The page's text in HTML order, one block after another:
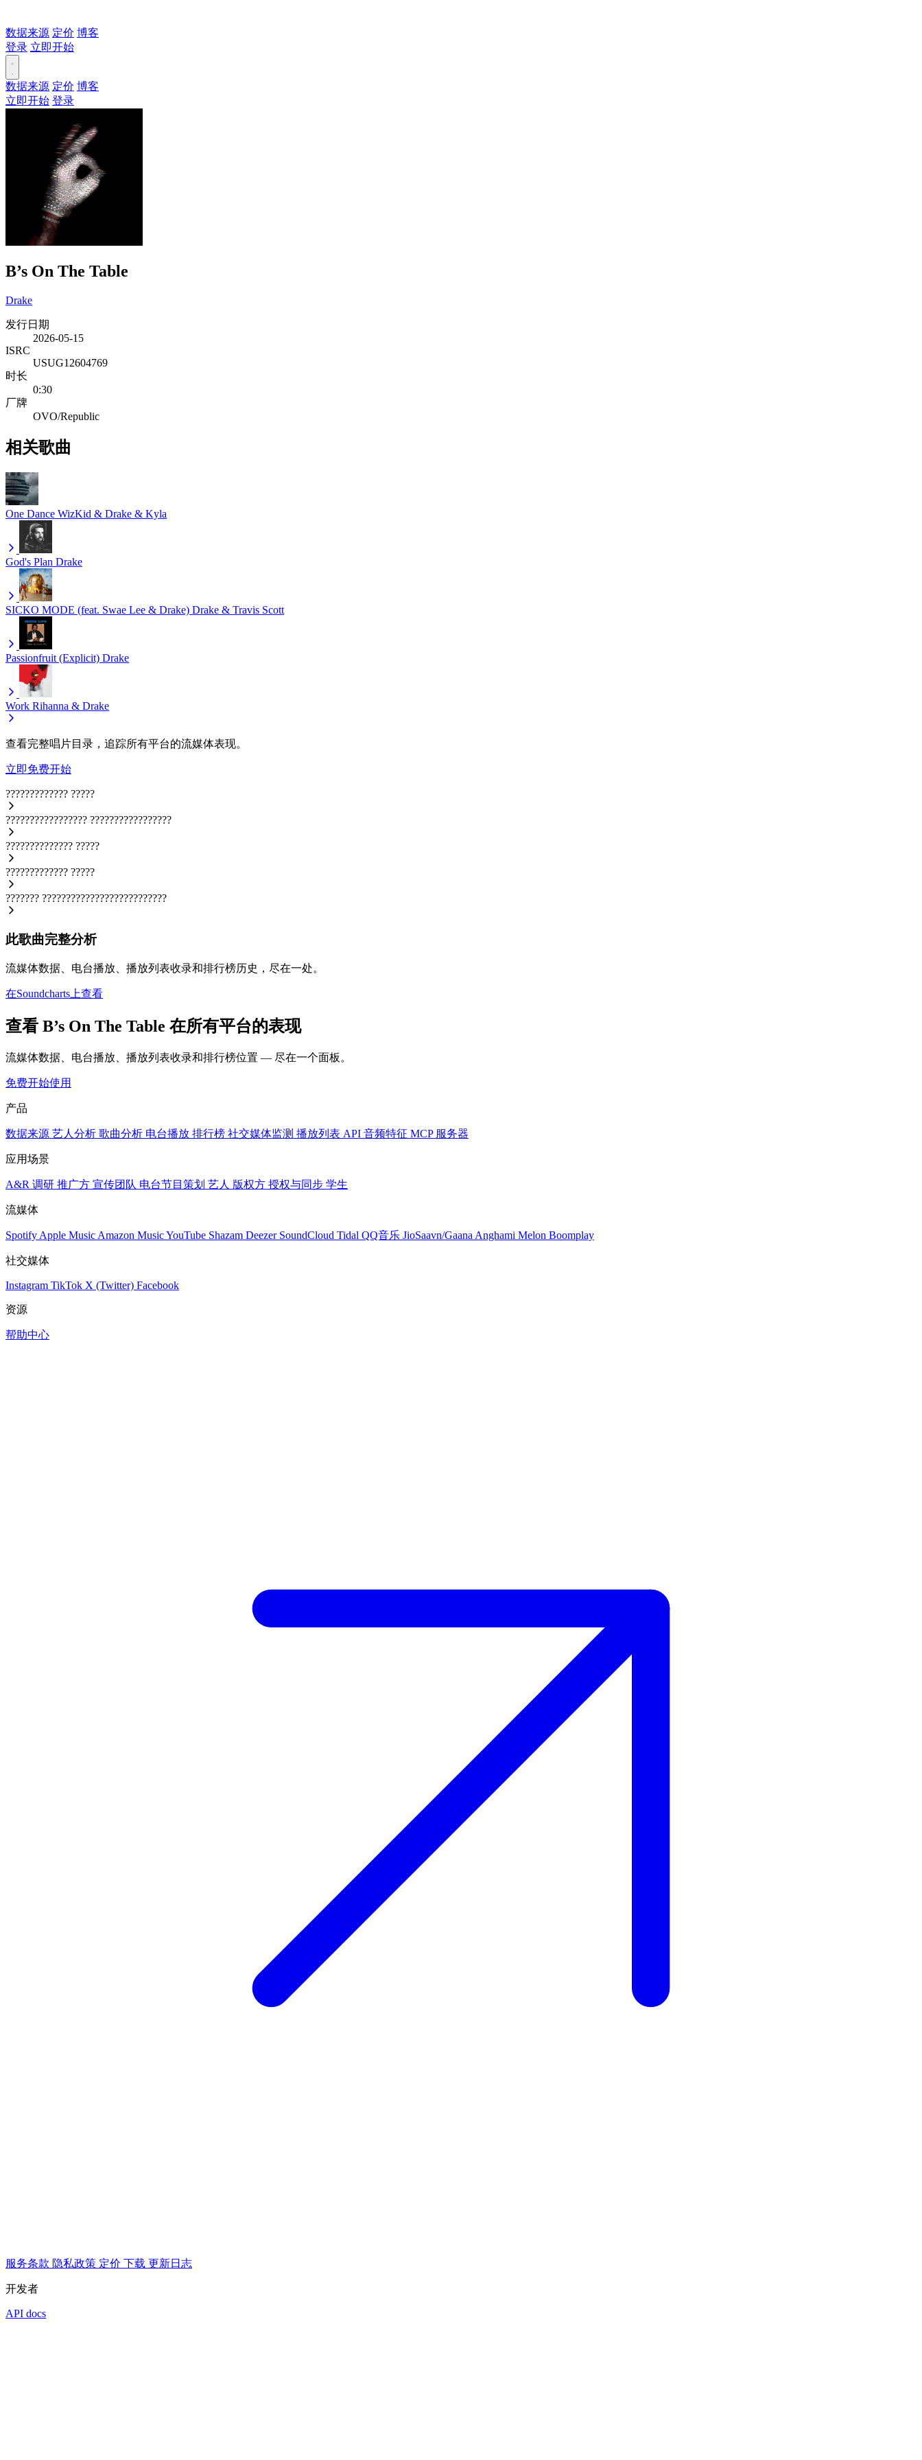
数据来源 定价 博客
登录 立即开始
数据来源 定价 博客
立即开始 登录
B’s On The Table
Drake
发行日期
2026-05-15
ISRC
USUG12604769
时长
0:30
厂牌
OVO/Republic
相关歌曲
One Dance WizKid & Drake & Kyla
God's Plan Drake
SICKO MODE (feat. Swae Lee & Drake) Drake & Travis Scott
Passionfruit (Explicit) Drake
Work Rihanna & Drake
查看完整唱片目录，追踪所有平台的流媒体表现。
立即免费开始
????????????? ?????
????????????????? ?????????????????
?????????????? ?????
????????????? ?????
??????? ??????????????????????????
此歌曲完整分析
流媒体数据、电台播放、播放列表收录和排行榜历史，尽在一处。
在Soundcharts上查看
查看 B’s On The Table 在所有平台的表现
流媒体数据、电台播放、播放列表收录和排行榜位置 — 尽在一个面板。
免费开始使用
产品
数据来源 艺人分析 歌曲分析 电台播放 排行榜 社交媒体监测 播放列表 API 音频特征 MCP 服务器
应用场景
A&R 调研 推广方 宣传团队 电台节目策划 艺人 版权方 授权与同步 学生
流媒体
Spotify Apple Music Amazon MusicYouTube Shazam Deezer SoundCloud Tidal QQ音乐 JioSaavn/Gaana Anghami Melon Boomplay
社交媒体
Instagram TikTok X (Twitter) Facebook
资源
帮助中心
服务条款 隐私政策 定价 下载 更新日志
开发者
API docs